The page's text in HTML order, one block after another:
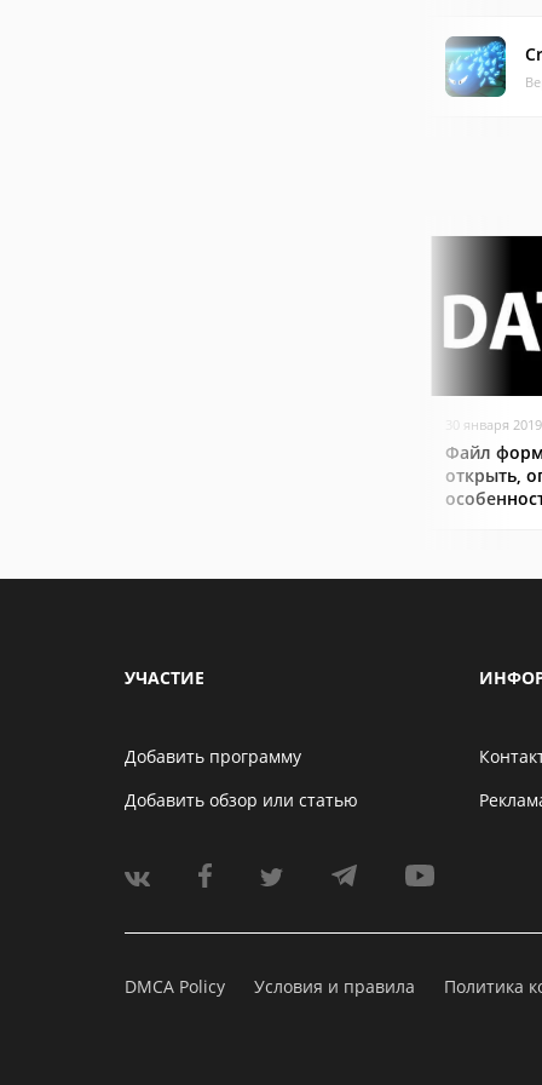
30 января 2019
Файл
открыть,
УЧАСТИЕ
Добавить программу
Добавить обзор или статью
DMCA Policy Условия и правила Политика